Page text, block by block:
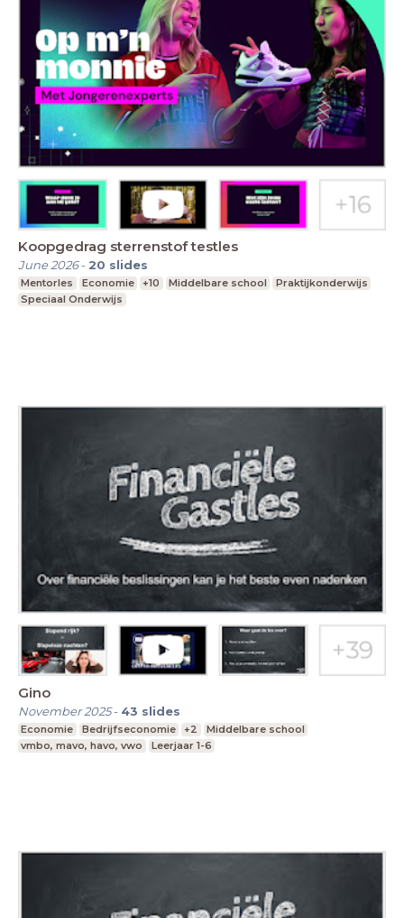
Koopgedrag sterrenstof testles
June 2026- 20 slides
Mentorles Economie +10 Middelbare school
Praktijkonderwijs
Speciaal Onderwijs
Gino
November 2025- 43 slides
Economie Bedrijfseconomie +2
Middelbare school
vmbo, mavo, havo, vwo
Leerjaar 1-6